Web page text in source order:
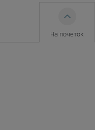
На почеток